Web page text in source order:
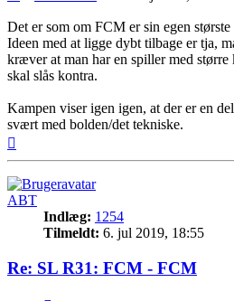
Det er som om FCM er sin egen
Ideen med at ligge dybt tilbage er tja,
kræver at man har en spiller med
skal slås kontra.
Kampen viser igen igen, at der er en
svært med bolden/det tekniske.
ABT
Indlæg: 1254
Tilmeldt: 6. jul 2019, 18:55
Re: SL R31: FCM - FCM